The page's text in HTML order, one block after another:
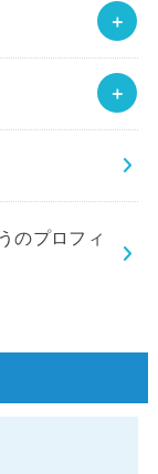
のプロフィ